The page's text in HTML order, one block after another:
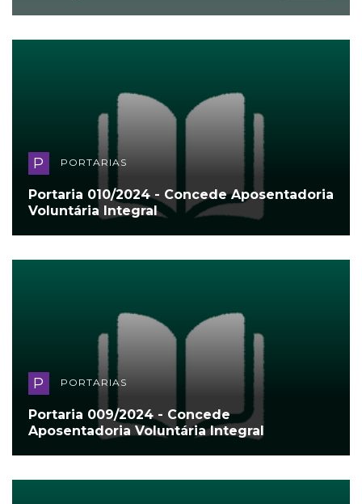
P PORTARIAS
Portaria 010/2024 - Concede Aposentadoria
Voluntária Integral
P PORTARIAS
Portaria 009/2024 - Concede
Aposentadoria Voluntária Integral